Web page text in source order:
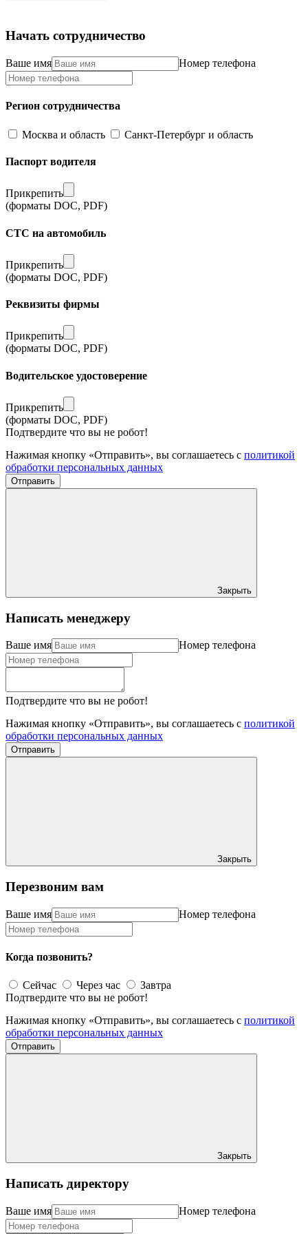
Начать сотрудничество
Ваше имя Номер телефона
Регион сотрудничества
Москва и область Санкт-Петербург и область
Паспорт водителя
Прикрепить
(форматы DOC, PDF)
СТС на автомобиль
Прикрепить
(форматы DOC, PDF)
Реквизиты фирмы
Прикрепить
(форматы DOC, PDF)
Водительское удостоверение
Прикрепить
(форматы DOC, PDF)
Подтвердите что вы не робот!
Нажимая кнопку «Отправить», вы соглашаетесь с политикой
обработки персональных данных
Отправить
Закрыть
Написать менеджеру
Ваше имя Номер телефона
Подтвердите что вы не робот!
Нажимая кнопку «Отправить», вы соглашаетесь с политикой
обработки персональных данных
Отправить
Закрыть
Перезвоним вам
Ваше имя Номер телефона
Когда позвонить?
Сейчас Через час
Завтра
Подтвердите что вы не робот!
Нажимая кнопку «Отправить», вы соглашаетесь с политикой
обработки персональных данных
Отправить
Закрыть
Написать директору
Ваше имя Номер телефона